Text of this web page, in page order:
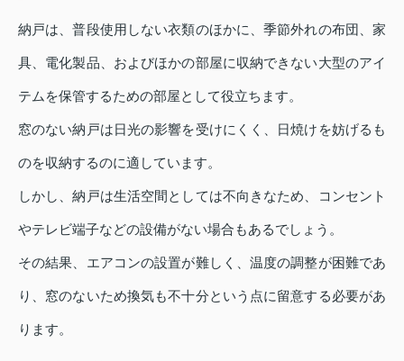
納戸は、普段使用しない衣類のほかに、季節外れの布団、家
具、電化製品、およびほかの部屋に収納できない大型のアイ
テムを保管するための部屋として役立ちます。
窓のない納戸は日光の影響を受けにくく、日焼けを妨げるも
のを収納するのに適しています。
しかし、納戸は生活空間としては不向きなため、コンセント
やテレビ端子などの設備がない場合もあるでしょう。
その結果、エアコンの設置が難しく、温度の調整が困難であ
り、窓のないため換気も不十分という点に留意する必要があ
ります。